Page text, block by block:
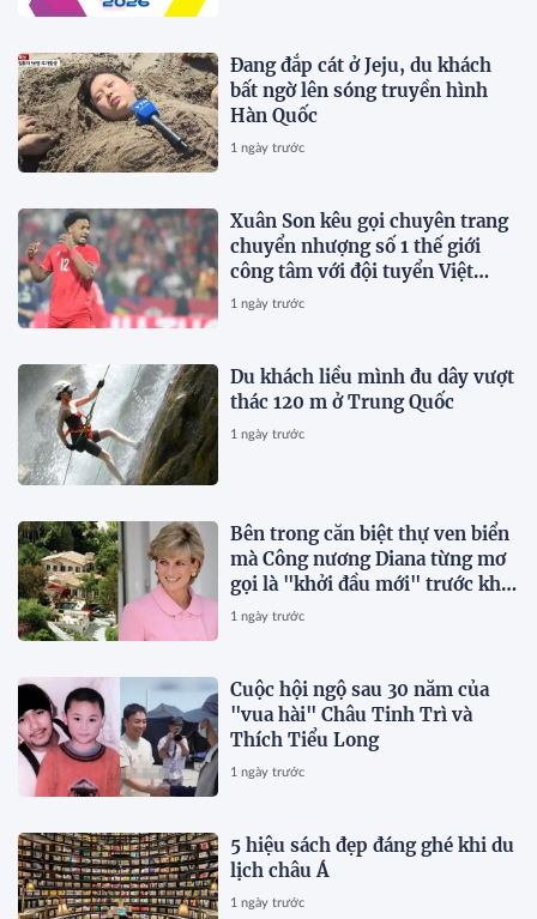
Đang đắp cát ở Jeju, du khách
bất ngờ lên sóng truyền hình
Hàn Quốc
1 ngày trước
Xuân Son kêu gọi chuyên trang
chuyển nhượng số 1 thế giới
công tâm với đội tuyển Việt
Nam
1 ngày trước
Du khách liều mình đu dây vượt
thác 120 m ở Trung Quốc
1 ngày trước
Bên trong căn biệt thự ven biển
mà Công nương Diana từng mơ
gọi là "khởi đầu mới" trước khi
qua đời vài tháng
1 ngày trước
Cuộc hội ngộ sau 30 năm của
"vua hài" Châu Tinh Trì và
Thích Tiểu Long
1 ngày trước
5 hiệu sách đẹp đáng ghé khi du
lịch châu Á
1 ngày trước